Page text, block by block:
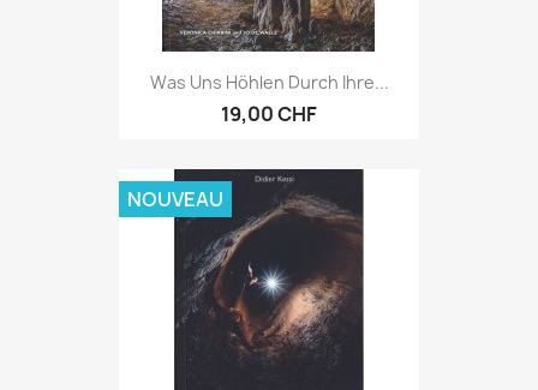
Was Uns Höhlen Durch Ihre...
19,00 CHF
NOUVEAU